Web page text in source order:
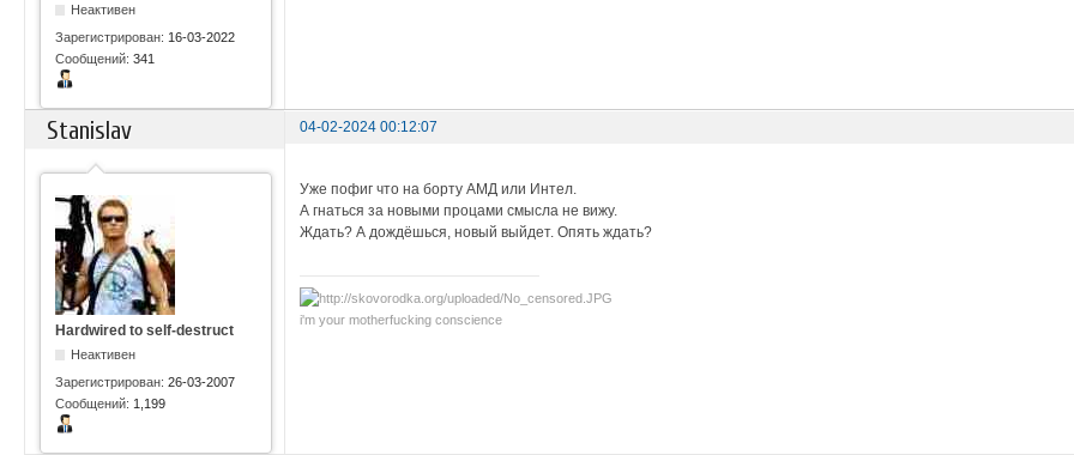
Неактивен
Зарегистрирован: 16-03-2022
Сообщений:341
Stanislav 04-02-2024 00:12:07
Hardwired to self-destruct
Неактивен
Зарегистрирован:26-03-2007
Сообщений: 1,199
Уже пофиг что на борту АМД или Интел.
А гнаться за новыми процами смысла не вижу.
Ждать? А дождёшься, новый выйдет. Опять ждать?
i'm your motherfucking conscience